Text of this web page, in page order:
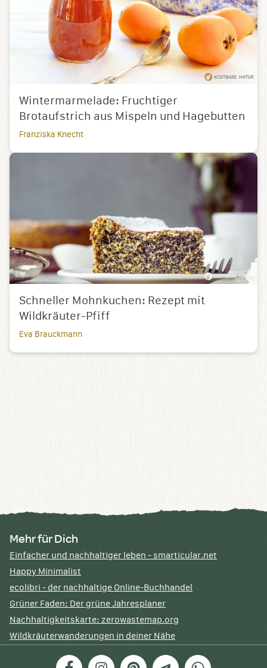
Wintermarmelade: Fruchtiger
Brotaufstrich aus Mispeln und Hagebutten
Franziska Knecht
Schneller Mohnkuchen: Rezept mit
Wildkräuter-Pfiff
Eva Brauckmann
Mehr für Dich
Einfacher und nachhaltiger leben - smarticular.net
Happy Minimalist
ecolibri - der nachhaltige Online-Buchhandel
Grüner Faden: Der grüne Jahresplaner
Nachhaltigkeitskarte: zerowastemap.org
Wildkräuterwanderungen in deiner Nähe
FacebookInstagramPinterestTelegramWhatsApp